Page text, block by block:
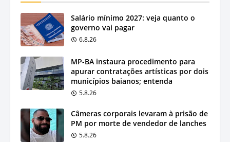
Salário mínimo 2027: veja quanto o
governo vai pagar
6.8.26
MP-BA instaura procedimento para
apurar contratações artísticas por dois
municípios baianos; entenda
5.8.26
Câmeras corporais levaram à prisão de
PM por morte de vendedor de lanches
5.8.26